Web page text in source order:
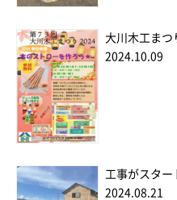
大川木工まつ
2024.10.09
工事がスター
2024.08.21